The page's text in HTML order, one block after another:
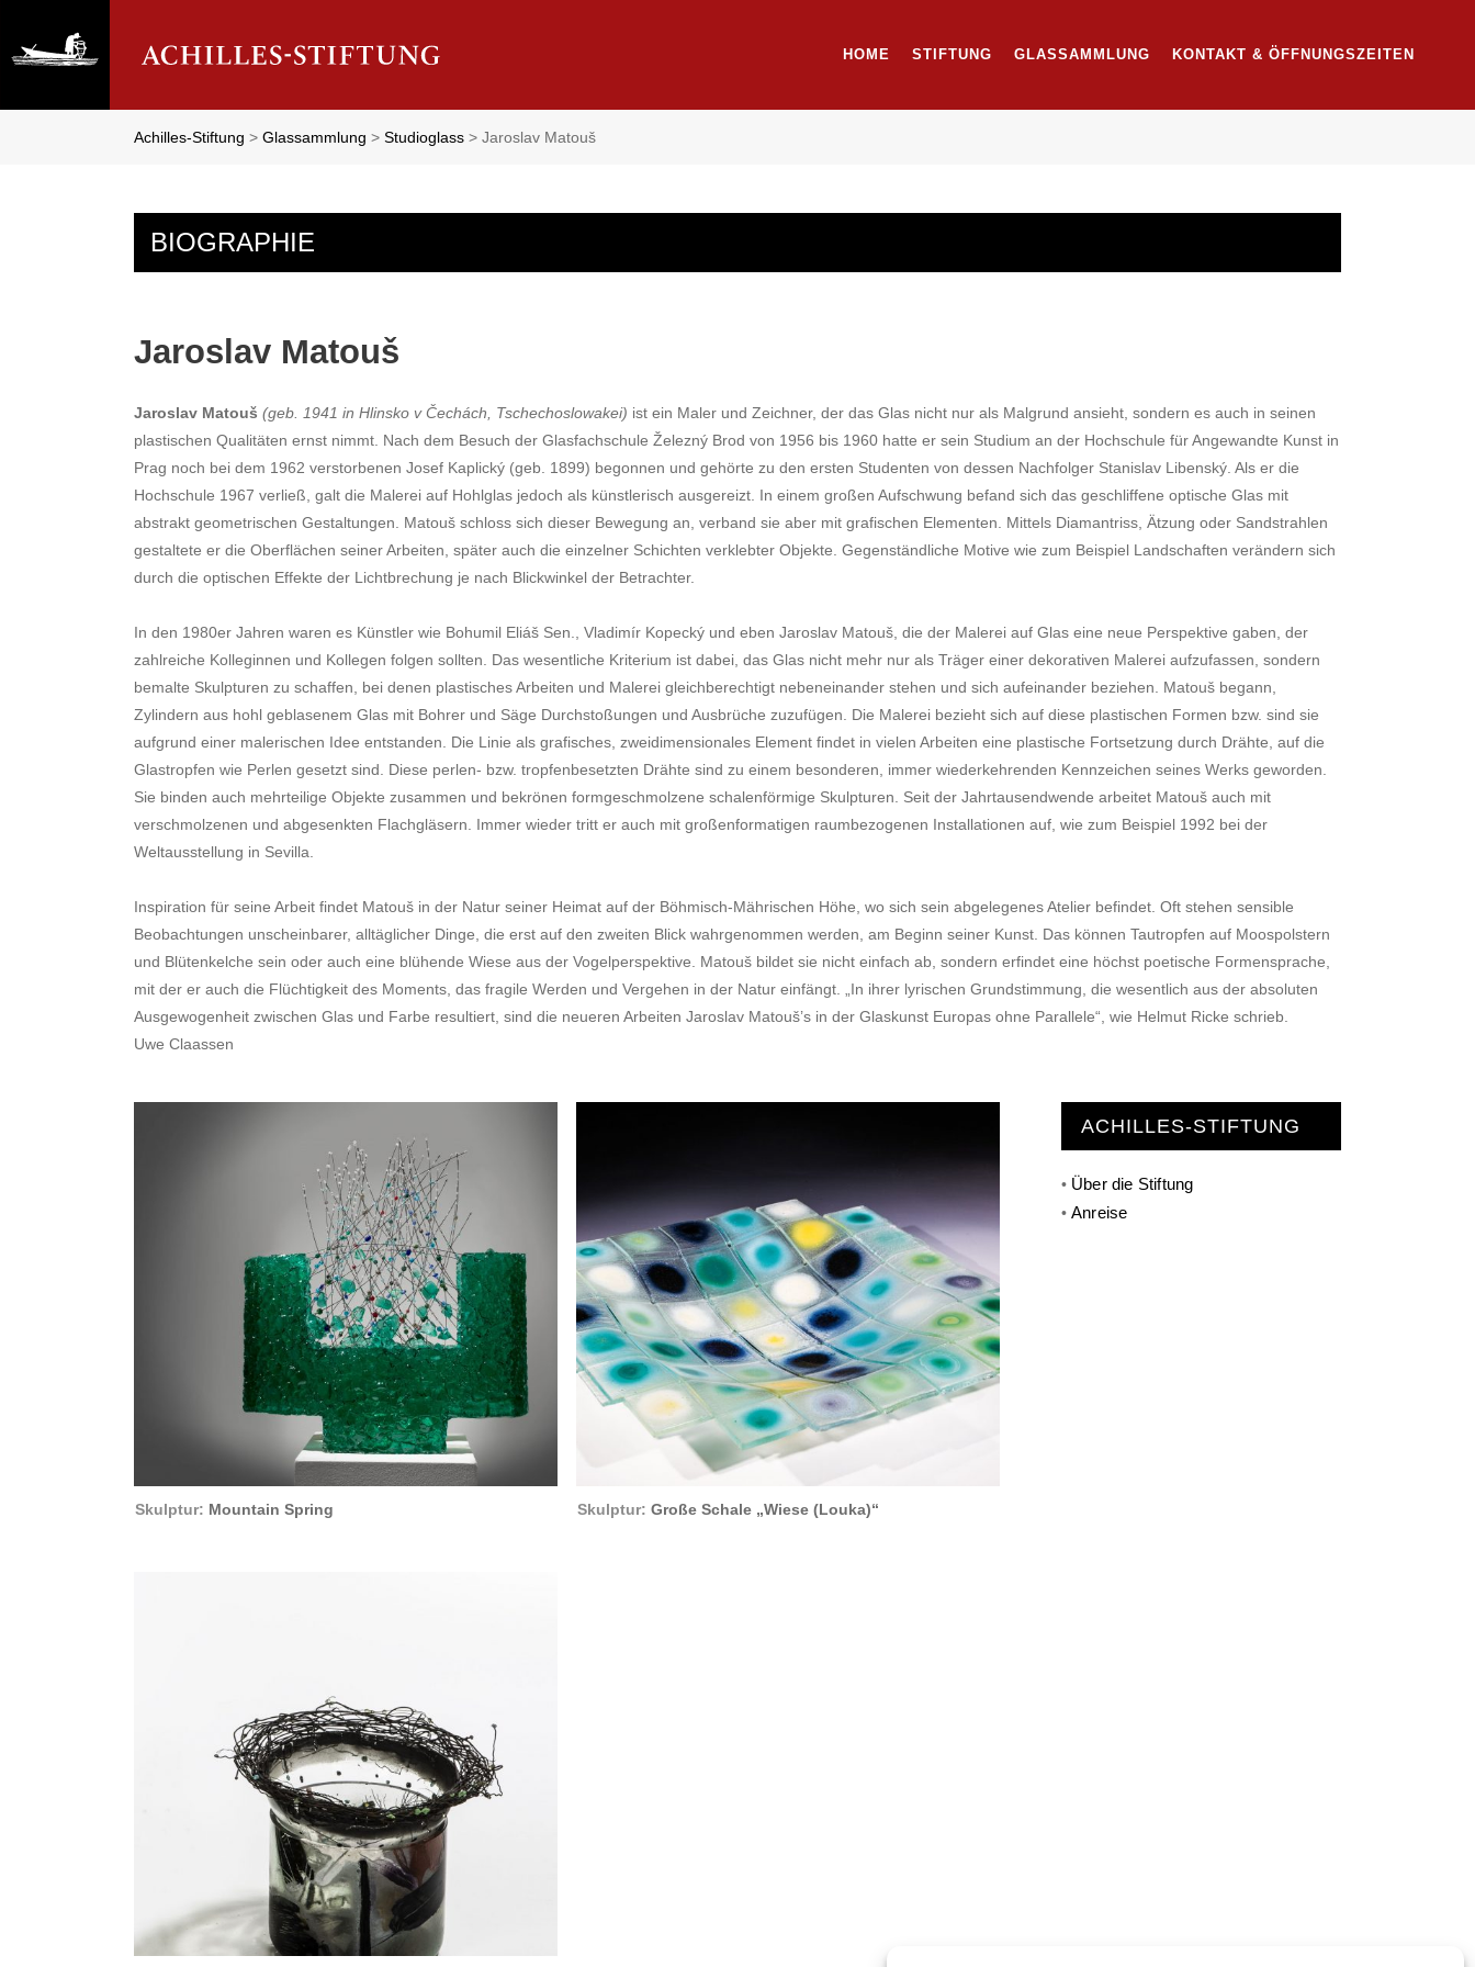
HOME STIFTUNG GLASSAMMLUNG KONTAKT & ÖFFNUNGSZEITEN
Achilles-Stiftung > Glassammlung > Studioglass > Jaroslav Matouš
BIOGRAPHIE
Jaroslav Matouš
Jaroslav Matouš (geb. 1941 in Hlinsko v Čechách, Tschechoslowakei) ist ein Maler und Zeichner, der das Glas nicht nur als Malgrund ansieht, sondern es auch in seinen
plastischen Qualitäten ernst nimmt. Nach dem Besuch der Glasfachschule Železný Brod von 1956 bis 1960 hatte er sein Studium an der Hochschule für Angewandte Kunst in
Prag noch bei dem 1962 verstorbenen Josef Kaplický (geb. 1899) begonnen und gehörte zu den ersten Studenten von dessen Nachfolger Stanislav Libenský. Als er die
Hochschule 1967 verließ, galt die Malerei auf Hohlglas jedoch als künstlerisch ausgereizt. In einem großen Aufschwung befand sich das geschliffene optische Glas mit
abstrakt geometrischen Gestaltungen. Matouš schloss sich dieser Bewegung an, verband sie aber mit grafischen Elementen. Mittels Diamantriss, Ätzung oder Sandstrahlen
gestaltete er die Oberflächen seiner Arbeiten, später auch die einzelner Schichten verklebter Objekte. Gegenständliche Motive wie zum Beispiel Landschaften verändern sich
durch die optischen Effekte der Lichtbrechung je nach Blickwinkel der Betrachter.
In den 1980er Jahren waren es Künstler wie Bohumil Eliáš Sen., Vladimír Kopecký und eben Jaroslav Matouš, die der Malerei auf Glas eine neue Perspektive gaben, der
zahlreiche Kolleginnen und Kollegen folgen sollten. Das wesentliche Kriterium ist dabei, das Glas nicht mehr nur als Träger einer dekorativen Malerei aufzufassen, sondern
bemalte Skulpturen zu schaffen, bei denen plastisches Arbeiten und Malerei gleichberechtigt nebeneinander stehen und sich aufeinander beziehen. Matouš begann,
Zylindern aus hohl geblasenem Glas mit Bohrer und Säge Durchstoßungen und Ausbrüche zuzufügen. Die Malerei bezieht sich auf diese plastischen Formen bzw. sind sie
aufgrund einer malerischen Idee entstanden. Die Linie als grafisches, zweidimensionales Element findet in vielen Arbeiten eine plastische Fortsetzung durch Drähte, auf die
Glastropfen wie Perlen gesetzt sind. Diese perlen- bzw. tropfenbesetzten Drähte sind zu einem besonderen, immer wiederkehrenden Kennzeichen seines Werks geworden.
Sie binden auch mehrteilige Objekte zusammen und bekrönen formgeschmolzene schalenförmige Skulpturen. Seit der Jahrtausendwende arbeitet Matouš auch mit
verschmolzenen und abgesenkten Flachgläsern. Immer wieder tritt er auch mit großenformatigen raumbezogenen Installationen auf, wie zum Beispiel 1992 bei der
Weltausstellung in Sevilla.
Inspiration für seine Arbeit findet Matouš in der Natur seiner Heimat auf der Böhmisch-Mährischen Höhe, wo sich sein abgelegenes Atelier befindet. Oft stehen sensible
Beobachtungen unscheinbarer, alltäglicher Dinge, die erst auf den zweiten Blick wahrgenommen werden, am Beginn seiner Kunst. Das können Tautropfen auf Moospolstern
und Blütenkelche sein oder auch eine blühende Wiese aus der Vogelperspektive. Matouš bildet sie nicht einfach ab, sondern erfindet eine höchst poetische Formensprache,
mit der er auch die Flüchtigkeit des Moments, das fragile Werden und Vergehen in der Natur einfängt. „In ihrer lyrischen Grundstimmung, die wesentlich aus der absoluten
Ausgewogenheit zwischen Glas und Farbe resultiert, sind die neueren Arbeiten Jaroslav Matouš’s in der Glaskunst Europas ohne Parallele“, wie Helmut Ricke schrieb.
Uwe Claassen
Skulptur: Mountain Spring Skulptur: Große Schale „Wiese (Louka)“
ACHILLES-STIFTUNG
• Über die Stiftung
• Anreise